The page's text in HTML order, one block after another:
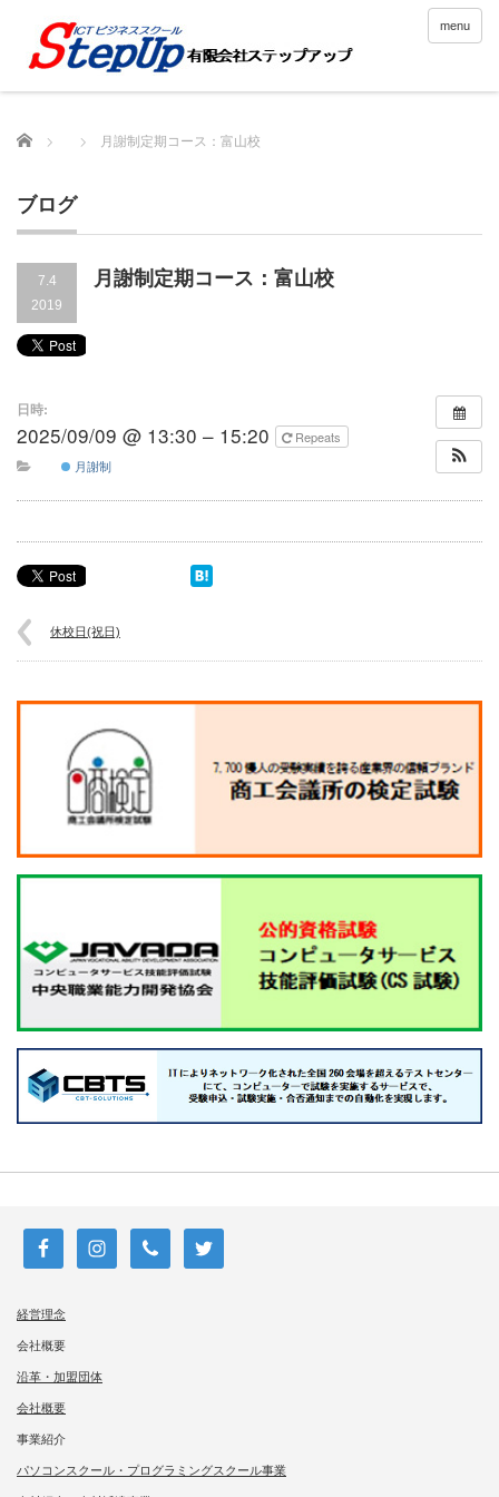
menu
Home 月謝制定期コース：富山校
ブログ
7.4
2019
月謝制定期コース：富山校
日時:
2025/09/09 @ 13:30 – 15:20
Repeats
月謝制
休校日(祝日)
経営理念
会社概要
沿革・加盟団体
会社概要
事業紹介
パソコンスクール・プログラミングスクール事業